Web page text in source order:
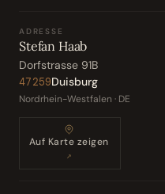
ADRESSE
Stefan Haab
Dorfstrasse 91B
47259Duisburg
Nordrhein-Westfalen · DE
Auf Karte zeigen
↗